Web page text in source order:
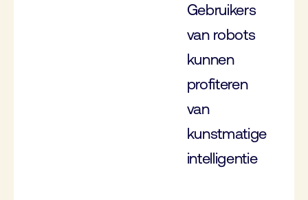
Gebruikers
van robots
kunnen
profiteren
van
kunstmatige
intelligentie